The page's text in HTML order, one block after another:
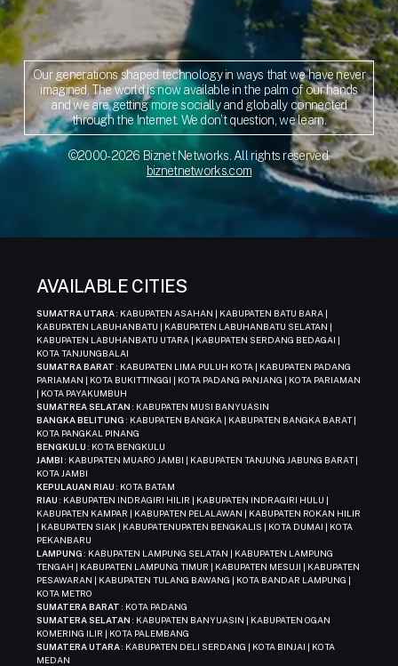
Our generations shaped technology in ways that we have never
imagined. The world is now available in the palm of our hands
and we are getting more socially and globally connected
through the Internet. We don’t question, we learn.
©2000-2026 Biznet Networks. All rights reserved.
biznetnetworks.com
AVAILABLE CITIES
SUMATRA UTARA: KABUPATEN ASAHAN | KABUPATEN BATU BARA |
KABUPATEN LABUHANBATU | KABUPATEN LABUHANBATU SELATAN |
KABUPATEN LABUHANBATU UTARA | KABUPATEN SERDANG BEDAGAI |
KOTA TANJUNGBALAI
SUMATRA BARAT : KABUPATEN LIMA PULUH KOTA | KABUPATEN PADANG
PARIAMAN | KOTA BUKITTINGGI | KOTA PADANG PANJANG | KOTA PARIAMAN
| KOTA PAYAKUMBUH
SUMATREA SELATAN : KABUPATEN MUSI BANYUASIN
BANGKA BELITUNG : KABUPATEN BANGKA | KABUPATEN BANGKA BARAT |
KOTA PANGKAL PINANG
BENGKULU : KOTA BENGKULU
JAMBI : KABUPATEN MUARO JAMBI | KABUPATEN TANJUNG JABUNG BARAT |
KOTA JAMBI
KEPULAUAN RIAU : KOTA BATAM
RIAU : KABUPATEN INDRAGIRI HILIR | KABUPATEN INDRAGIRI HULU |
KABUPATEN KAMPAR | KABUPATEN PELALAWAN | KABUPATEN ROKAN HILIR
| KABUPATEN SIAK | KABUPATENUPATEN BENGKALIS | KOTA DUMAI | KOTA
PEKANBARU
LAMPUNG : KABUPATEN LAMPUNG SELATAN | KABUPATEN LAMPUNG
TENGAH | KABUPATEN LAMPUNG TIMUR | KABUPATEN MESUJI | KABUPATEN
PESAWARAN | KABUPATEN TULANG BAWANG | KOTA BANDAR LAMPUNG |
KOTA METRO
SUMATERA BARAT : KOTA PADANG
SUMATERA SELATAN : KABUPATEN BANYUASIN | KABUPATEN OGAN
KOMERING ILIR | KOTA PALEMBANG
SUMATERA UTARA: KABUPATEN DELI SERDANG | KOTA BINJAI | KOTA
MEDAN